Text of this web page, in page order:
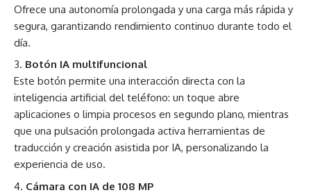
Ofrece una autonomía prolongada y una carga más rápida y
segura, garantizando rendimiento continuo durante todo el
día.
Botón IA multifuncional
Este botón permite una interacción directa con la
inteligencia artificial del teléfono: un toque abre
aplicaciones o limpia procesos en segundo plano, mientras
que una pulsación prolongada activa herramientas de
traducción y creación asistida por IA, personalizando la
experiencia de uso.
Cámara con IA de 108 MP